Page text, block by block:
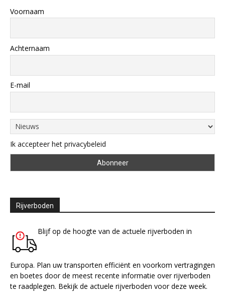
Voornaam
Achternaam
E-mail
Ik accepteer het privacybeleid
Rijverboden
Blijf op de hoogte van de actuele rijverboden in
Europa. Plan uw transporten efficiënt en voorkom vertragingen
en boetes door de meest recente informatie over rijverboden
te raadplegen. Bekijk de actuele rijverboden voor deze week.